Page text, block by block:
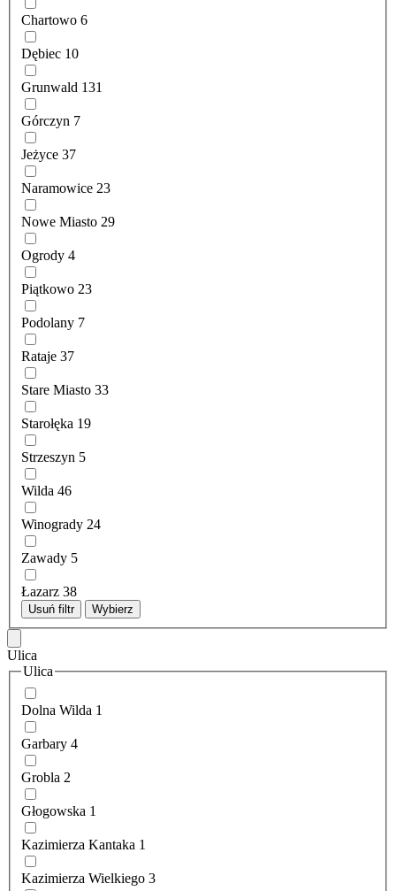
Chartowo 6
Dębiec 10
Grunwald 131
Górczyn 7
Jeżyce 37
Naramowice 23
Nowe Miasto 29
Ogrody 4
Piątkowo 23
Podolany 7
Rataje 37
Stare Miasto 33
Starołęka 19
Strzeszyn 5
Wilda 46
Winogrady 24
Zawady 5
Łazarz 38
Usuń filtr Wybierz
Ulica
Ulica
Dolna Wilda 1
Garbary 4
Grobla 2
Głogowska 1
Kazimierza Kantaka 1
Kazimierza Wielkiego 3